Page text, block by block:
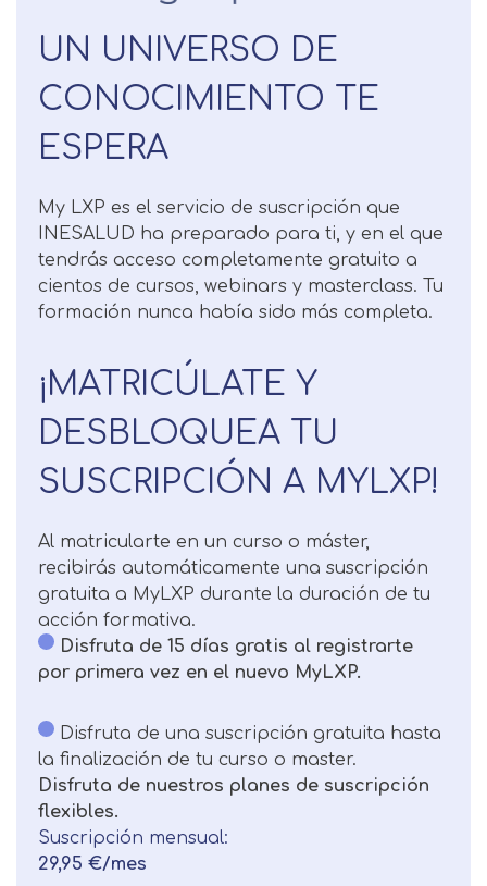
UN UNIVERSO DE
CONOCIMIENTO TE
ESPERA
My LXP es el servicio de suscripción que
INESALUD ha preparado para ti, y en el que
tendrás acceso completamente gratuito a
cientos de cursos, webinars y masterclass. Tu
formación nunca había sido más completa.
¡MATRICÚLATE Y
DESBLOQUEA TU
SUSCRIPCIÓN A MYLXP!
Al matricularte en un curso o máster,
recibirás automáticamente una suscripción
gratuita a MyLXP durante la duración de tu
acción formativa.
Disfruta de 15 días gratis al registrarte
por primera vez en el nuevo MyLXP.
Disfruta de una suscripción gratuita hasta
la finalización de tu curso o master.
Disfruta de nuestros planes de suscripción
flexibles.
Suscripción mensual:
29,95 €/mes
Solicitar
información
Mail
Nombre
Teléfono País
Mensaje
información
Nombre
Telefono
Mensaje
Información básica sobre Protección
BUSINESS SCHOOL, S.L. Finalidad
Información académica y comercial
de nuestros servicios de enseñanza
Legitimación Consentimiento del
interesado Destinatarios Encargados
del tratamiento para cumplir con las
Centro de
preferencia de
privacidad
Utilizamos cookies propias y de terceros
para mejorar nuestros servicios
relacionados con tus preferencias,
navegación. En caso de que rechace las
cookies, no podremos asegurarle el
correcto funcionamiento de las distintas
funcionalidades de nuestra página web.
Puede obtener más información en